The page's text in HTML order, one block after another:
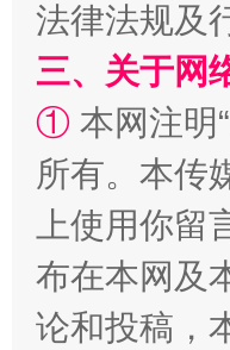
阿坝州三大球赛
法律法规及
三、关于网
① 本网注明
所有。本传
上使用你
布在本网及
论和投稿，